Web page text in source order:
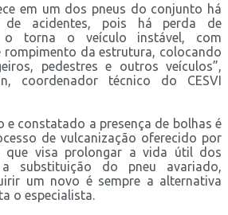
em um dos pneus do conjunto há
acidentes, pois há perda de
o torna o veículo instável, com
rompimento da estrutura, colocando
pedestres e outros veículos”,
coordenador técnico do CESVI
e constatado a presença de bolhas é
de vulcanização oferecido por
que visa prolongar a vida útil dos
substituição do pneu avariado,
um novo é sempre a alternativa
o especialista.